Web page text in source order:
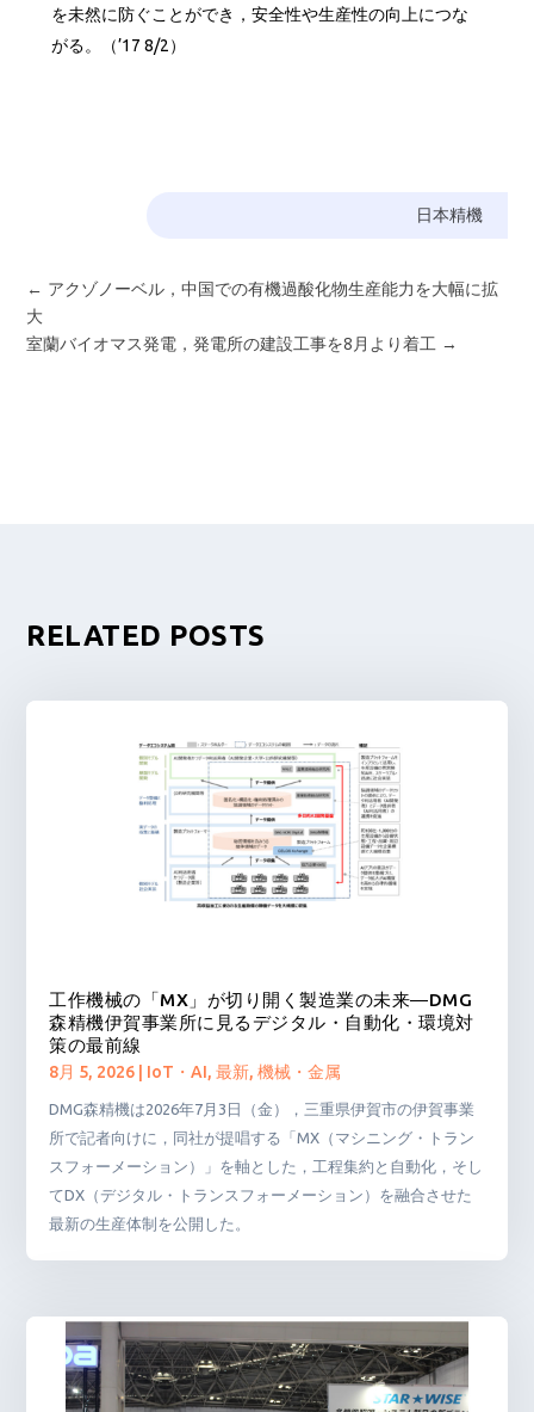
を未然に防ぐことができ，安全性や生産性の向上につな
がる。（’17 8/2）
日本精機
← アクゾノーベル，中国での有機過酸化物生産能力を大幅に拡
大
室蘭バイオマス発電，発電所の建設工事を8月より着工 →
RELATED POSTS
工作機械の「MX」が切り開く製造業の未来―DMG
森精機伊賀事業所に見るデジタル・自動化・環境対
策の最前線
8月 5, 2026 IoT・AI,最新,機械・金属
DMG森精機は2026年7月3日（金），三重県伊賀市の伊賀事業
所で記者向けに，同社が提唱する「MX（マシニング・トラン
スフォーメーション）」を軸とした，工程集約と自動化，そし
てDX（デジタル・トランスフォーメーション）を融合させた
最新の生産体制を公開した。